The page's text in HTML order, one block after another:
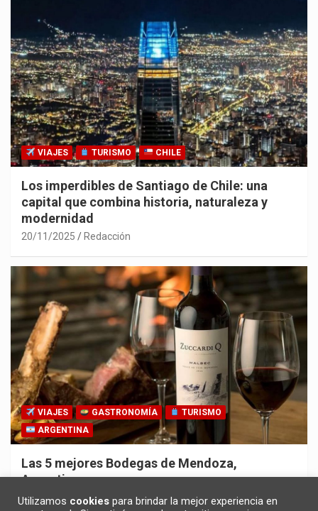
VIAJES TURISMO CHILE
Los imperdibles de Santiago de Chile: una
capital que combina historia, naturaleza y
modernidad
20/11/2025 Redacción
VIAJES GASTRONOMÍA
TURISMO
ARGENTINA
Las 5 mejores Bodegas de Mendoza,
Argentina
30/10/2025 Redacción
Utilizamos cookies para brindar la mejor experiencia en